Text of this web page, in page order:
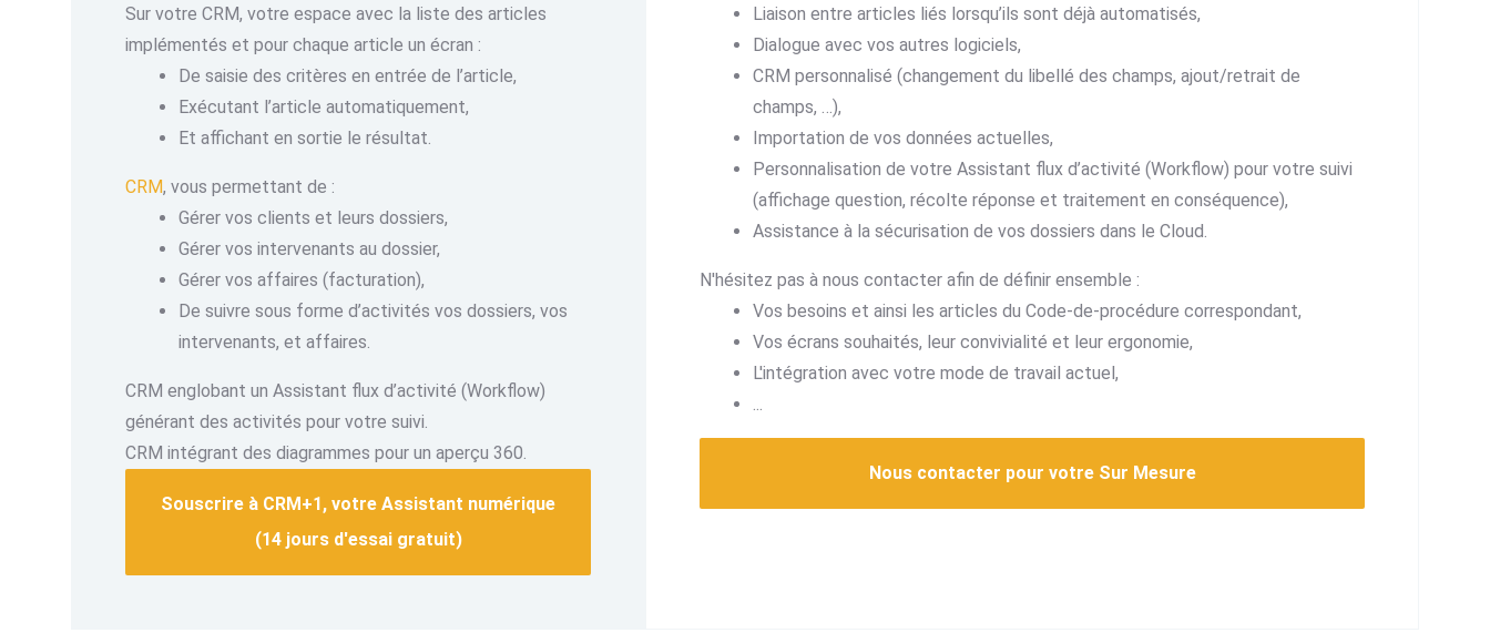
Sur votre CRM, votre espace avec la liste des articles
implémentés et pour chaque article un écran :
De saisie des critères en entrée de l’article,
Exécutant l’article automatiquement,
Et affichant en sortie le résultat.
CRM, vous permettant de :
Gérer vos clients et leurs dossiers,
Gérer vos intervenants au dossier,
Gérer vos affaires (facturation),
De suivre sous forme d’activités vos dossiers, vos
intervenants, et affaires.
CRM englobant un Assistant flux d’activité (Workflow)
générant des activités pour votre suivi.
CRM intégrant des diagrammes pour un aperçu 360.
Souscrire à CRM+1, votre Assistant numérique
(14 jours d'essai gratuit)
Liaison entre articles liés lorsqu’ils sont déjà automatisés,
Dialogue avec vos autres logiciels,
CRM personnalisé (changement du libellé des champs, ajout/retrait de
champs, …),
Importation de vos données actuelles,
Personnalisation de votre Assistant flux d’activité (Workflow) pour votre suivi
(affichage question, récolte réponse et traitement en conséquence),
Assistance à la sécurisation de vos dossiers dans le Cloud.
N'hésitez pas à nous contacter afin de définir ensemble :
Vos besoins et ainsi les articles du Code-de-procédure correspondant,
Vos écrans souhaités, leur convivialité et leur ergonomie,
L'intégration avec votre mode de travail actuel,
...
Nous contacter pour votre Sur Mesure